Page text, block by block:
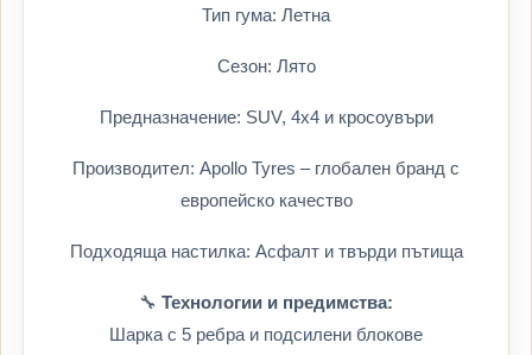
Тип гума: Летна
Сезон: Лято
Предназначение: SUV, 4x4 и кросоувъри
Производител: Apollo Tyres – глобален бранд с
европейско качество
Подходяща настилка: Асфалт и твърди пътища
🔧 Технологии и предимства:
Шарка с 5 ребра и подсилени блокове